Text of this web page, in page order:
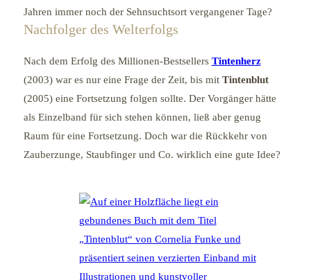
Jahren immer noch der Sehnsuchtsort vergangener Tage?
Nachfolger des Welterfolgs
Nach dem Erfolg des Millionen-Bestsellers Tintenherz
(2003) war es nur eine Frage der Zeit, bis mit Tintenblut
(2005) eine Fortsetzung folgen sollte. Der Vorgänger hätte
als Einzelband für sich stehen können, ließ aber genug
Raum für eine Fortsetzung. Doch war die Rückkehr von
Zauberzunge, Staubfinger und Co. wirklich eine gute Idee?